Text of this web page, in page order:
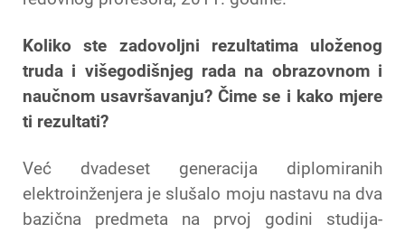
Koliko ste zadovoljni rezultatima uloženog
truda i višegodišnjeg rada na obrazovnom i
naučnom usavršavanju? Čime se i kako mjere
ti rezultati?
Već dvadeset generacija diplomiranih
elektroinženjera je slušalo moju nastavu na dva
bazična predmeta na prvoj godini studija-